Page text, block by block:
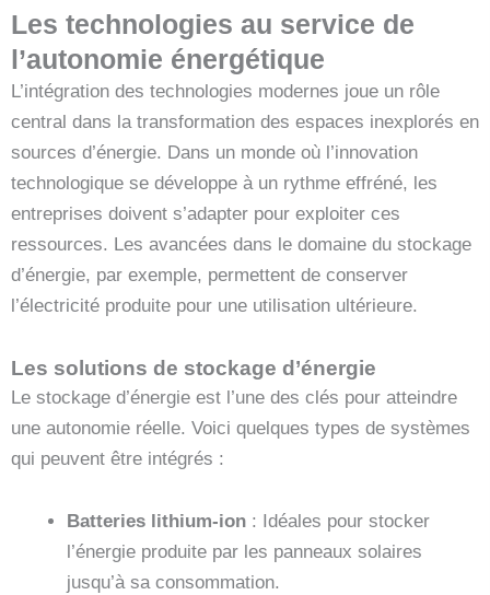
Les technologies au service de
l’autonomie énergétique
L’intégration des technologies modernes joue un rôle
central dans la transformation des espaces inexplorés en
sources d’énergie. Dans un monde où l’innovation
technologique se développe à un rythme effréné, les
entreprises doivent s’adapter pour exploiter ces
ressources. Les avancées dans le domaine du stockage
d’énergie, par exemple, permettent de conserver
l’électricité produite pour une utilisation ultérieure.
Les solutions de stockage d’énergie
Le stockage d’énergie est l’une des clés pour atteindre
une autonomie réelle. Voici quelques types de systèmes
qui peuvent être intégrés :
Batteries lithium-ion : Idéales pour stocker
l’énergie produite par les panneaux solaires
jusqu’à sa consommation.